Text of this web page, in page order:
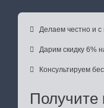
 Делаем честно и с
 Дарим скидку 6%
 Консультируем
Получите